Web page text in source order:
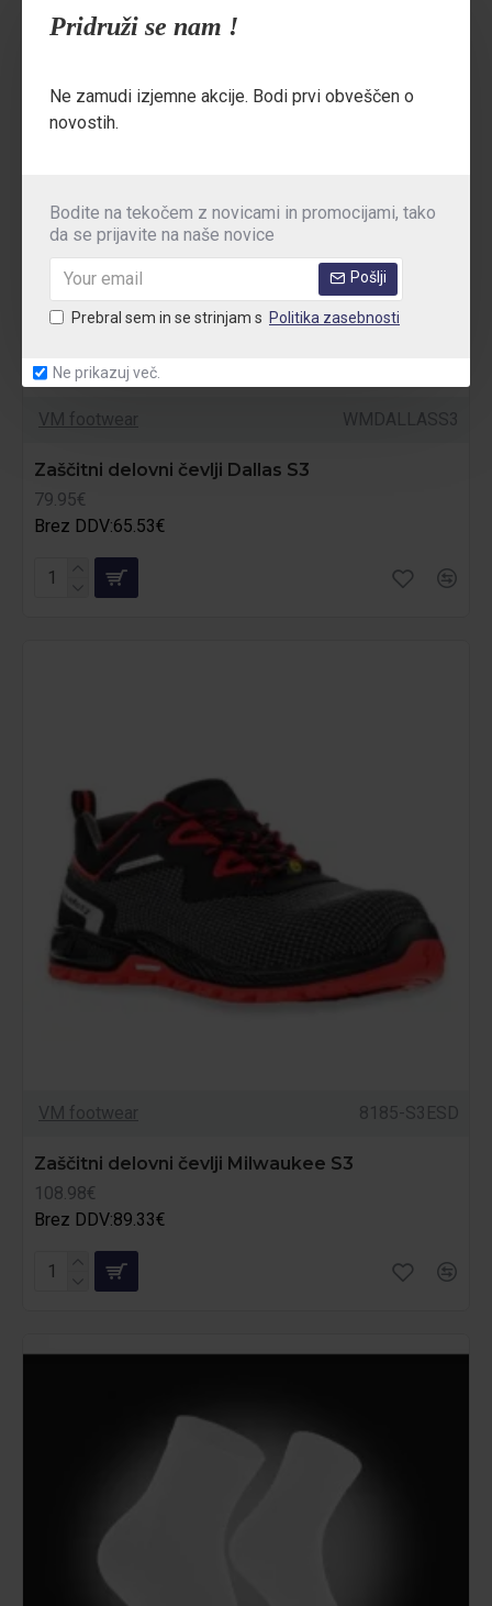
Pridruži se nam !
Ne zamudi izjemne akcije. Bodi prvi obveščen o
novostih.
Bodite na tekočem z novicami in promocijami, tako
da se prijavite na naše novice
Pošlji
Prebral sem in se strinjam s Politika zasebnosti
Ne prikazuj več.
VM footwear WMDALLASS3
Zaščitni delovni čevlji Dallas S3
79.95€
Brez DDV:65.53€
VM footwear 8185-S3ESD
Zaščitni delovni čevlji Milwaukee S3
108.98€
Brez DDV:89.33€